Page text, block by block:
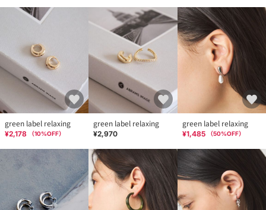
green label relaxing
¥2,178 （10%OFF）
green label relaxing
¥2,970
green label relaxing
¥1,485 （50%OFF）